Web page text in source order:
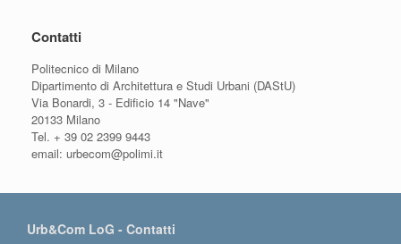
Contatti
Politecnico di Milano
Dipartimento di Architettura e Studi Urbani (DAStU)
Via Bonardi, 3 - Edificio 14 "Nave"
20133 Milano
Tel. + 39 02 2399 9443
email: urbecom@polimi.it
Urb&Com LoG - Contatti